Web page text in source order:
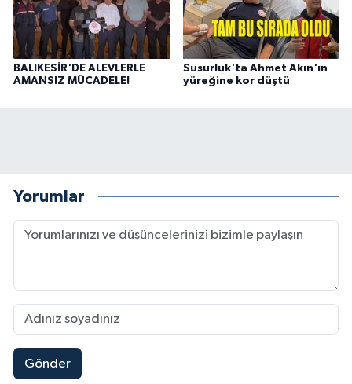
BALIKESİR'DE ALEVLERLE
AMANSIZ MÜCADELE!
Susurluk'ta Ahmet Akın'ın
yüreğine kor düştü
Yorumlar
Gönder